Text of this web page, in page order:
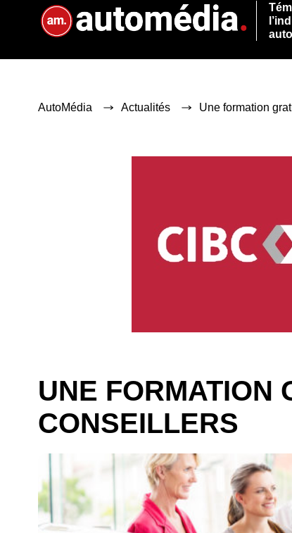
AutoMédia Actualités Une formation
UNE FORMATION
CONSEILLERS